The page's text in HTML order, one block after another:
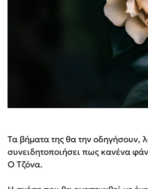
Τα βήματα της θα την οδηγήσουν,
συνειδητοποιήσει πως κανένα
Ο Τζόνα.